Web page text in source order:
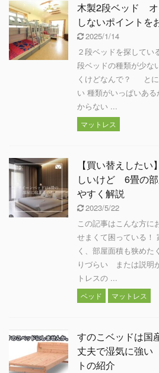
木製2段ベッド オ
しないポイントを
2025/1/14
２段ベッドを探してい
段ベッドの種類が少
くけどなんで？ とに
い 種類がいっぱいあ
からない ...
マットレス
【買い替えした
しいけど 6畳の部
やすく解説
2023/5/22
この記事はこんな方に
せまくて困っている！
く、部屋面積も狭めた
りづらい または説明
トレスの ...
ベッド マットレス
すのこベッドは国
丈夫で湿気に強
トの紹介